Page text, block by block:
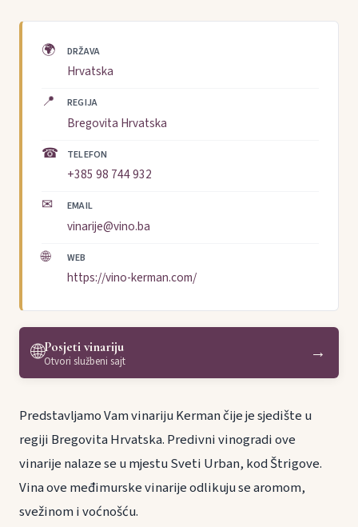
🌍 DRŽAVA
Hrvatska
📍 REGIJA
Bregovita Hrvatska
☎ TELEFON
+385 98 744 932
✉ EMAIL
vinarije@vino.ba
🌐 WEB
https://vino-kerman.com/
🌐Posjeti vinariju
Otvori službeni sajt →
Predstavljamo Vam vinariju Kerman čije je sjedište u
regiji Bregovita Hrvatska. Predivni vinogradi ove
vinarije nalaze se u mjestu Sveti Urban, kod Štrigove.
Vina ove međimurske vinarije odlikuju se aromom,
svežinom i voćnošću.